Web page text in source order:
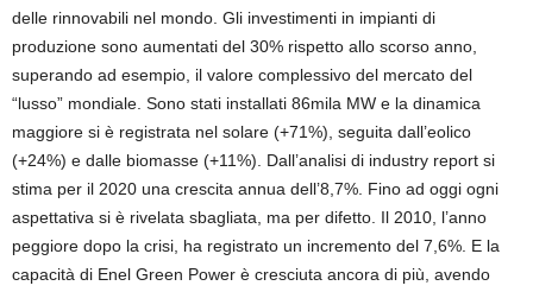
delle rinnovabili nel mondo. Gli investimenti in impianti di
produzione sono aumentati del 30% rispetto allo scorso anno,
superando ad esempio, il valore complessivo del mercato del
“lusso” mondiale. Sono stati installati 86mila MW e la dinamica
maggiore si è registrata nel solare (+71%), seguita dall’eolico
(+24%) e dalle biomasse (+11%). Dall’analisi di industry report si
stima per il 2020 una crescita annua dell’8,7%. Fino ad oggi ogni
aspettativa si è rivelata sbagliata, ma per difetto. Il 2010, l’anno
peggiore dopo la crisi, ha registrato un incremento del 7,6%. E la
capacità di Enel Green Power è cresciuta ancora di più, avendo